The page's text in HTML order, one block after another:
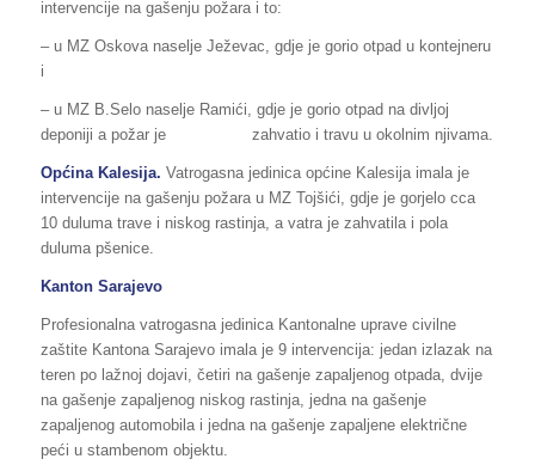
intervencije na gašenju požara i to:
– u MZ Oskova naselje Ježevac, gdje je gorio otpad u kontejneru
i
– u MZ B.Selo naselje Ramići, gdje je gorio otpad na divljoj
deponiji a požar je zahvatio i travu u okolnim njivama.
Općina Kalesija. Vatrogasna jedinica općine Kalesija imala je
intervencije na gašenju požara u MZ Tojšići, gdje je gorjelo cca
10 duluma trave i niskog rastinja, a vatra je zahvatila i pola
duluma pšenice.
Kanton Sarajevo
Profesionalna vatrogasna jedinica Kantonalne uprave civilne
zaštite Kantona Sarajevo imala je 9 intervencija: jedan izlazak na
teren po lažnoj dojavi, četiri na gašenje zapaljenog otpada, dvije
na gašenje zapaljenog niskog rastinja, jedna na gašenje
zapaljenog automobila i jedna na gašenje zapaljene električne
peći u stambenom objektu.